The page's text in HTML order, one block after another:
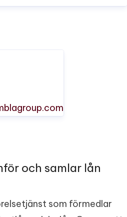
och samlar lån
som förmedlar